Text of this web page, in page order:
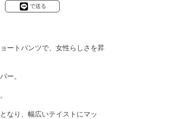
で送る
ートパンツで、女性らしさを昇
ー。
なり、幅広いテイストにマッ